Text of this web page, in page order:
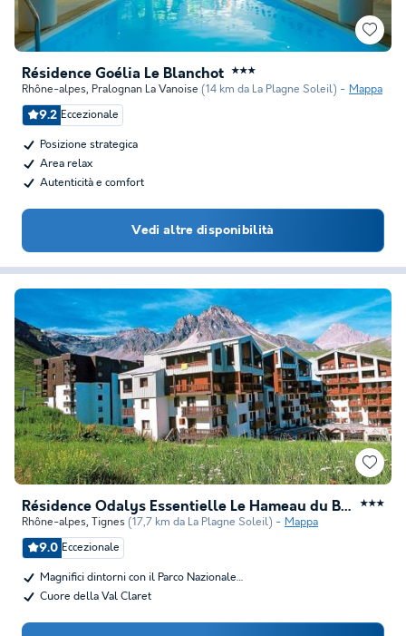
Résidence Goélia Le Blanchot ★★★
Rhône-alpes, Pralognan La Vanoise (14 km da La Plagne Soleil) Mappa
9.2 Eccezionale
Posizione strategica
Area relax
Autenticità e comfort
Vedi altre disponibilità
Résidence Odalys Essentielle Le Hameau du Borsat ★★★
Rhône-alpes, Tignes (17,7 km da La Plagne Soleil) Mappa
9.0 Eccezionale
Magnifici dintorni con il Parco Nazionale…
Cuore della Val Claret